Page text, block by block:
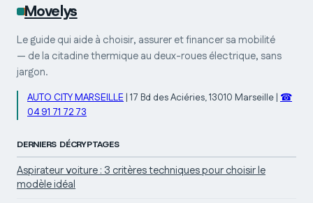
Movelys
Le guide qui aide à choisir, assurer et financer sa mobilité
— de la citadine thermique au deux-roues électrique, sans
jargon.
AUTO CITY MARSEILLE | 17 Bd des Aciéries, 13010 Marseille | ☎
04 91 71 72 73
DERNIERS DÉCRYPTAGES
Aspirateur voiture : 3 critères techniques pour choisir le
modèle idéal